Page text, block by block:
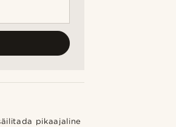
pikaajaline